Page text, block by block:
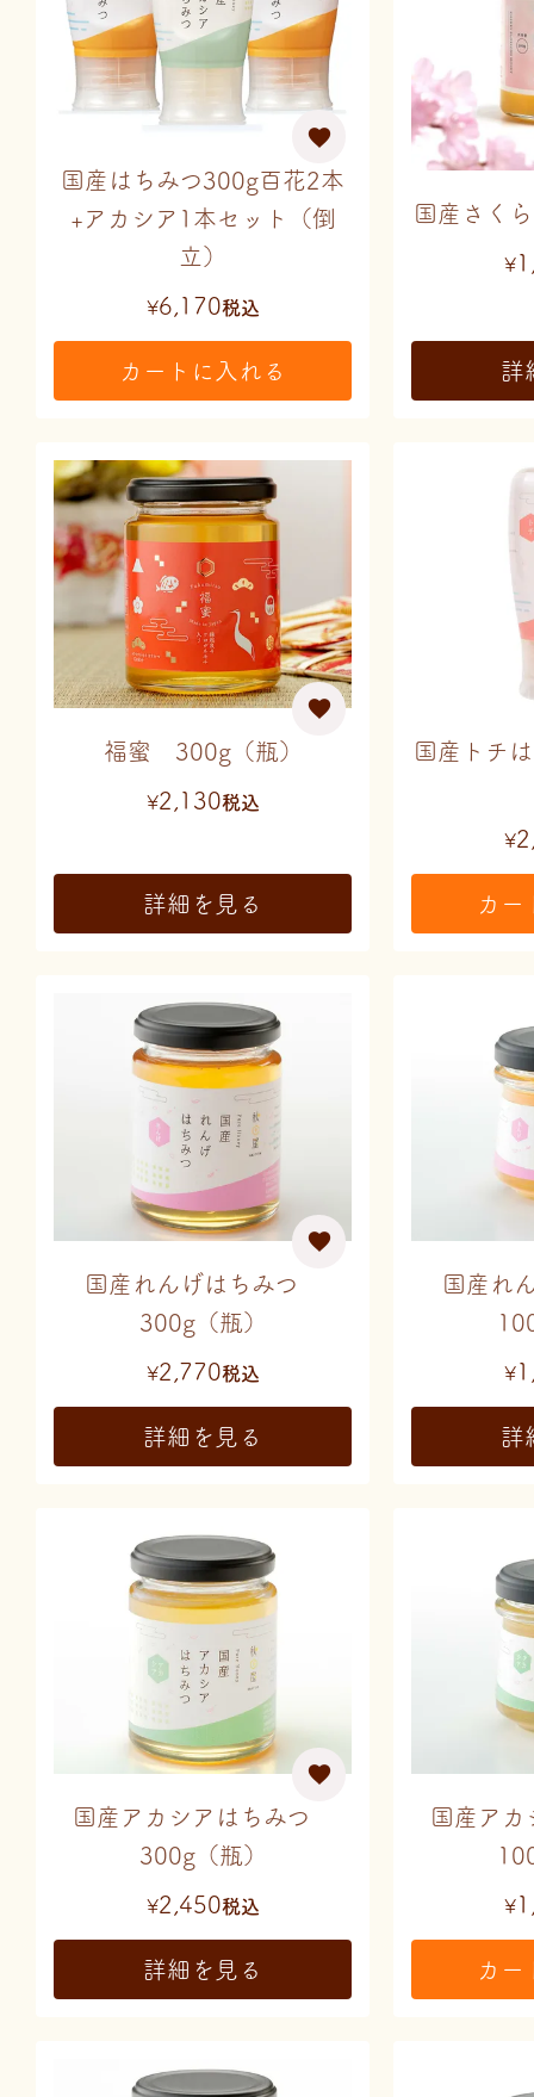
国産はちみつ300g百花2本
+アカシア1本セット（倒
立）
¥6,170税込
カートに入れる
国産さく
¥
詳
福蜜 300g（瓶）
¥2,130税込
詳細を見る
国産トチ
¥
カー
国産れんげはちみつ
300g（瓶）
¥2,770税込
詳細を見る
国産れ
¥
詳
国産アカシアはちみつ
300g（瓶）
¥2,450税込
詳細を見る
国産ア
¥
カー